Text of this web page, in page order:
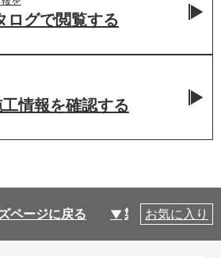
ログで閲覧する
情報を確認する
ページに戻る 製品仕様
お気に入り